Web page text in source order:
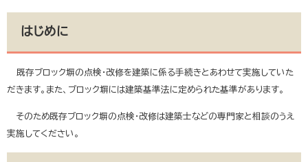
はじめに
既存ブロック塀の点検・改修を建築に係る手続きとあわせて実施していた
だきます。また、ブロック塀には建築基準法に定められた基準があります。
そのため既存ブロック塀の点検・改修は建築士などの専門家と相談のうえ
実施してください。